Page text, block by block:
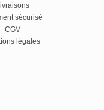
sécurisé
CGV
légales